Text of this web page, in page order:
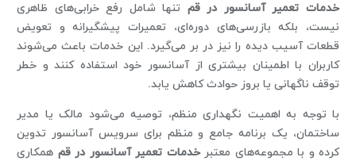
خدمات تعمیر آسانسور در قم تنها شامل رفع خرابی‌های ظاهری
نیست، بلکه بازرسی‌های دوره‌ای، تعمیرات پیشگیرانه و تعویض
قطعات آسیب ‌دیده را نیز در بر می‌گیرد. این خدمات باعث می‌شوند
کاربران با اطمینان بیشتری از آسانسور خود استفاده کنند و خطر
توقف ناگهانی یا بروز حوادث کاهش یابد.
با توجه به اهمیت نگهداری منظم، توصیه می‌شود مالک یا مدیر
ساختمان، یک برنامه جامع و منظم برای سرویس آسانسور تدوین
کرده و با مجموعه‌های معتبرخدمات تعمیر آسانسور در قم همکاری